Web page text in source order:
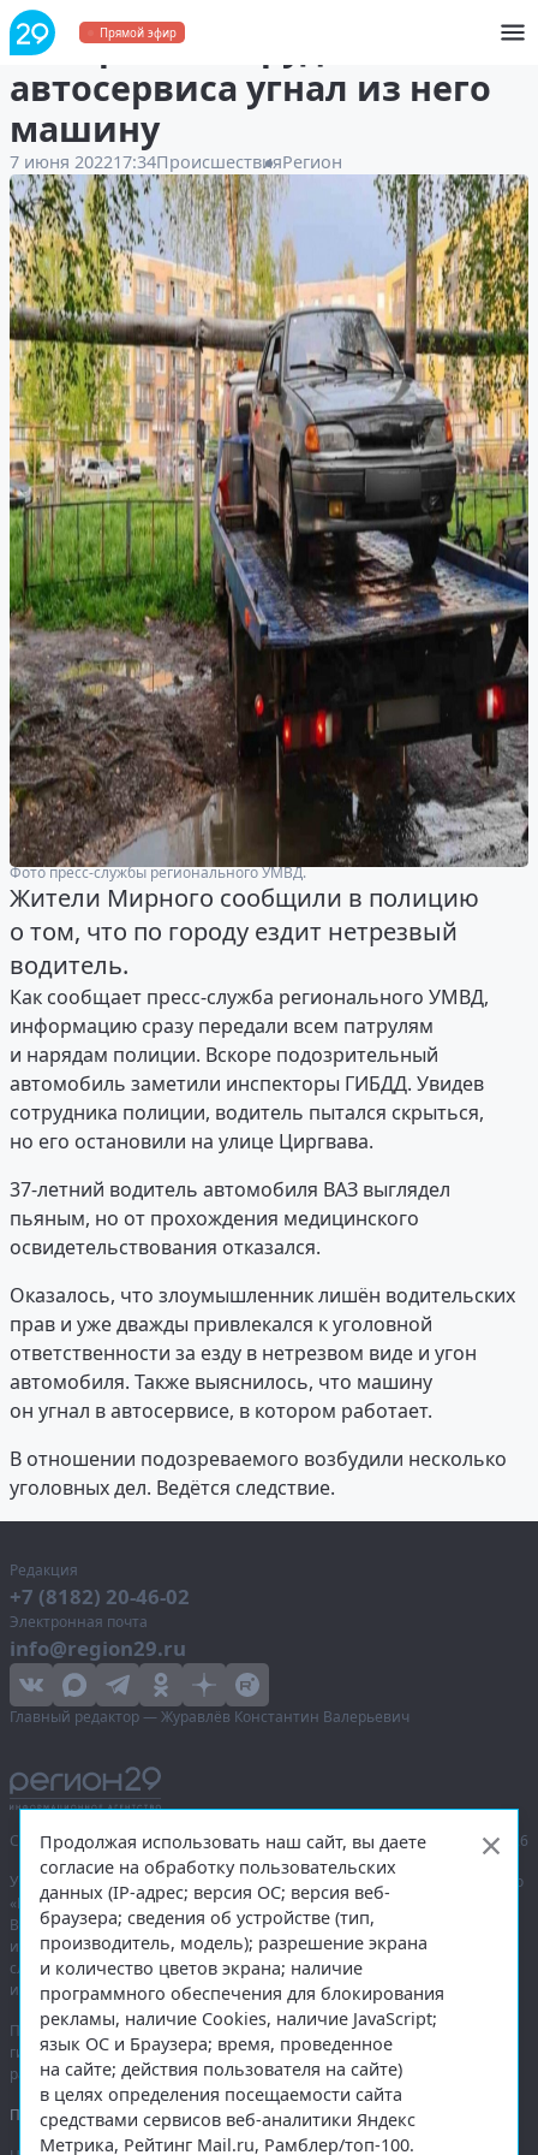
Прямой эфир
В Мирном сотрудник
автосервиса угнал из него
машину
7 июня 202217:34ПроисшествияРегион
Фото пресс-службы регионального УМВД.
Жители Мирного сообщили в полицию
о том, что по городу ездит нетрезвый
водитель.
Как сообщает пресс-служба регионального УМВД,
информацию сразу передали всем патрулям
и нарядам полиции. Вскоре подозрительный
автомобиль заметили инспекторы ГИБДД. Увидев
сотрудника полиции, водитель пытался скрыться,
но его остановили на улице Циргвава.
37-летний водитель автомобиля ВАЗ выглядел
пьяным, но от прохождения медицинского
освидетельствования отказался.
Оказалось, что злоумышленник лишён водительских
прав и уже дважды привлекался к уголовной
ответственности за езду в нетрезвом виде и угон
автомобиля. Также выяснилось, что машину
он угнал в автосервисе, в котором работает.
В отношении подозреваемого возбудили несколько
уголовных дел. Ведётся следствие.
Редакция
+7 (8182) 20-46-02
Электронная почта
info@region29.ru
Главный редактор — Журавлёв Константин Валерьевич
Сетевое издание «Информационное агентство Регион 29»,
© 2016–2026
Учредитель — общество с ограниченной ответственностью «Агентство
«Правда Севера».
Выписка из реестра зарегистрированных средств массовой
информации:ЭЛ № ФС 77-74226от 09.11.2018 выдано Федеральной
службой по надзору в сфере связи, информационных технологий
и массовых коммуникаций (Роскомнадзор).
При полном или частичном использовании любых материалов
гиперссылка на region29.ruобязательна. Копирование материалов без
разрешения администрации сайта запрещено.
Правовая информация.
Продолжая использовать наш сайт, вы даете
согласие на обработку пользовательских
данных (IP-адрес; версия ОС; версия веб-
браузера; сведения об устройстве (тип,
производитель, модель); разрешение экрана
и количество цветов экрана; наличие
программного обеспечения для блокирования
рекламы, наличие Cookies, наличие JavaScript;
язык ОС и Браузера; время, проведенное
на сайте; действия пользователя на сайте)
в целях определения посещаемости сайта
средствами сервисов веб-аналитики Яндекс
Метрика, Рейтинг Mail.ru, Рамблер/топ-100.